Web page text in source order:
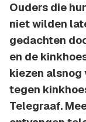
Ouders die
niet wilden
gedachten
en de
kiezen alsnog
tegen
Telegraaf.